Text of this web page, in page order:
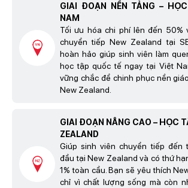
GIAI ĐOẠN NỀN TẢNG –
NAM
Tối ưu hóa chi phí lên đến 50%
chuyển tiếp New Zealand tại
hoàn hảo giúp sinh viên làm
học tập quốc tế ngay tại Việt
vững chắc để chinh phục nền
New Zealand.
GIAI ĐOẠN NÂNG CAO – HỌC
ZEALAND
Giúp sinh viên chuyển tiếp đến
đầu tại New Zealand và có thứ
1% toàn cầu. Bạn sẽ yêu thích
chỉ vì chất lượng sống mà còn